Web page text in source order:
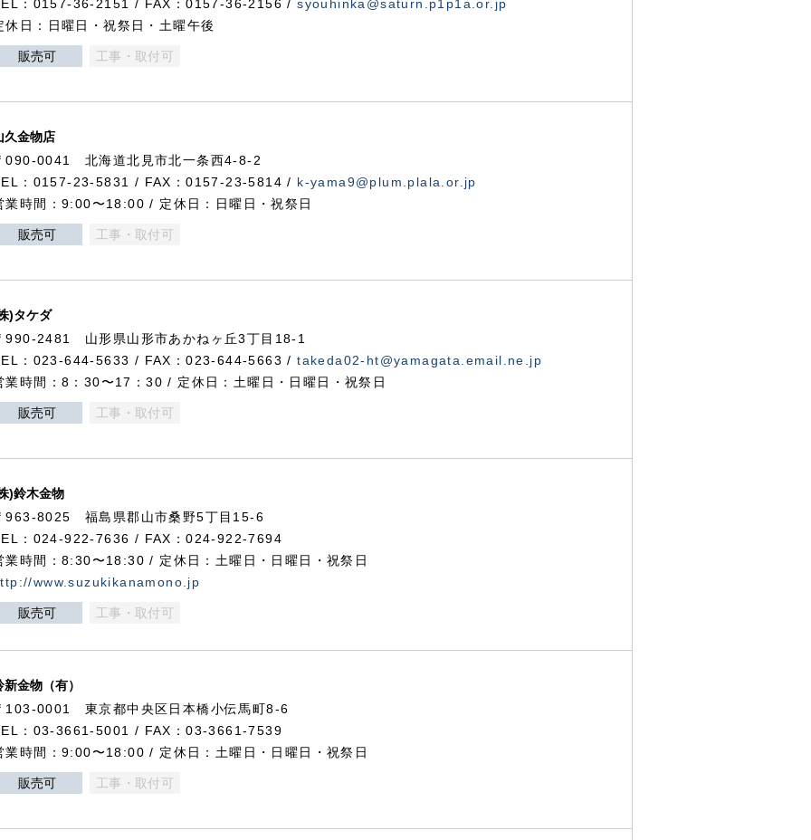
：0157-36-2151 / FAX：0157-36-2156 /syouhinka@saturn.p1p1a.or.jp
休日：日曜日・祝祭日・土曜午後
販売可 工事・取付可
久金物店
090-0041 北海道北見市北一条西4-8-2
：0157-23-5831 / FAX：0157-23-5814 / k-yama9@plum.plala.or.jp
業時間：9:00〜18:00 / 定休日：日曜日・祝祭日
販売可 工事・取付可
)タケダ
990-2481 山形県山形市あかねヶ丘3丁目18-1
：023-644-5633 / FAX：023-644-5663 /takeda02-ht@yamagata.email.ne.jp
業時間：8：30〜17：30 / 定休日：土曜日・日曜日・祝祭日
販売可 工事・取付可
)鈴木金物
963-8025 福島県郡山市桑野5丁目15-6
：024-922-7636 / FAX：024-922-7694
業時間：8:30〜18:30 / 定休日：土曜日・日曜日・祝祭日
www.suzukikanamono.jp
販売可 工事・取付可
新金物（有）
103-0001 東京都中央区日本橋小伝馬町8-6
：03-3661-5001 / FAX：03-3661-7539
業時間：9:00〜18:00 / 定休日：土曜日・日曜日・祝祭日
販売可 工事・取付可